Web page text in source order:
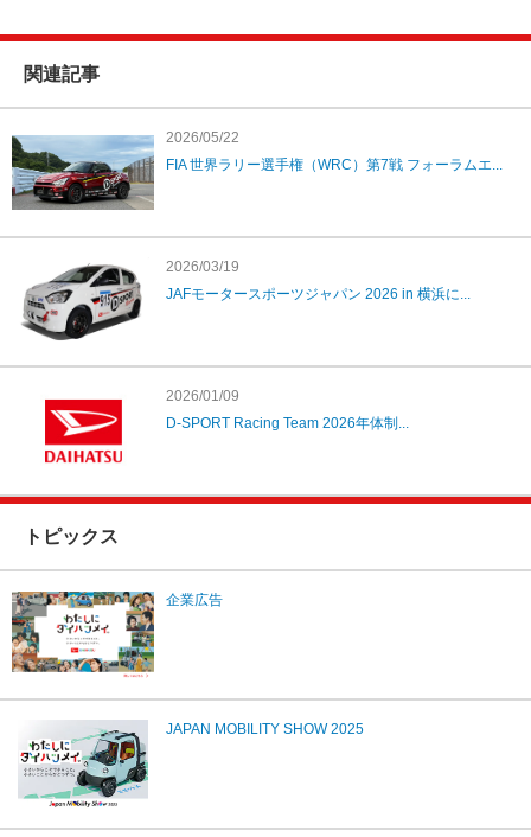
関連記事
2026/05/22
FIA 世界ラリー選手権（WRC）第7戦 フォーラムエ...
2026/03/19
JAFモータースポーツジャパン 2026 in 横浜に...
2026/01/09
D-SPORT Racing Team 2026年体制...
トピックス
企業広告
JAPAN MOBILITY SHOW 2025